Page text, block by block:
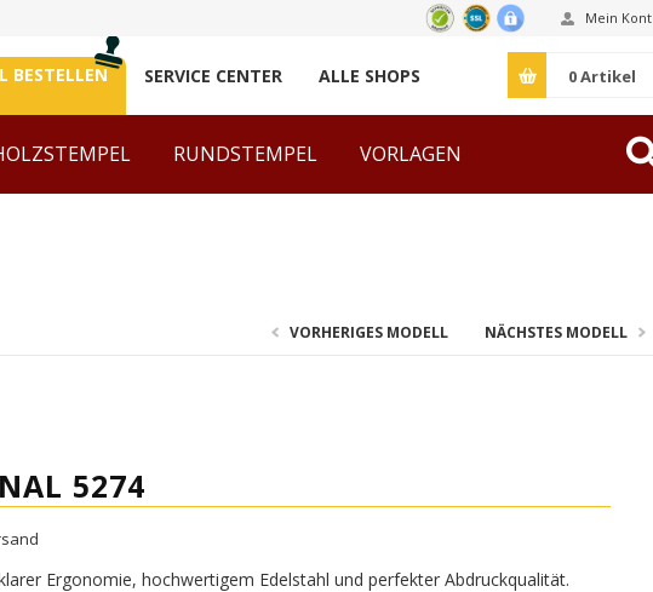
Mein
BESTELLEN SERVICE CENTER ALLE SHOPS 0Artikel
RUNDSTEMPEL VORLAGEN
VORHERIGES MODELL NÄCHSTES MODELL
5274
Ergonomie, hochwertigem Edelstahl und perfekter Abdruckqualität.